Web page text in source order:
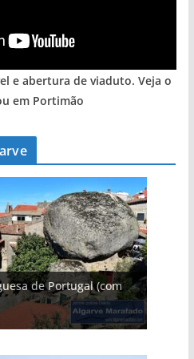
e abertura de viaduto. Veja o
em Portimão
de Portugal (com
cascata
vídeo)